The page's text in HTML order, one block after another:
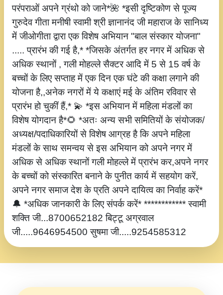
परंपराओं अपने ग्रंथो को जाने*🌺 *इसी दृष्टिकोण से पूज्य
गुरुदेव गीता मनीषी स्वामी श्री ज्ञानानंद जी महाराज के सानिध्य
में जीओगीता द्वारा एक विशेष अभियान "बाल संस्कार योजना"
..... प्रारंभ की गई है,* *जिसके अंतर्गत हर नगर में अधिक से
अधिक स्थानों , गली मोहल्ले सैक्टर आदि में 5 से 15 वर्ष के
बच्चों के लिए सप्ताह में एक दिन एक घंटे की कक्षा लगाने की
योजना है,,अनेक नगरों में ये कक्षाएं मई के अंतिम रविवार से
प्रारंभ हो चुकीं हैं,* 💫 *इस अभियान में महिला मंडलों का
विशेष योगदान है*🌻 *अतः अन्य सभी समितियों के संयोजक/
अध्यक्ष/पदाधिकारियों से विशेष आग्रह है कि अपने महिला
मंडलों के साथ समन्वय से इस अभियान को अपने नगर में
अधिक से अधिक स्थानों गली मोहल्ले में प्रारंभ कर,अपने नगर
के बच्चों को संस्कारित बनाने के पुनीत कार्य में सहयोग करें,
अपने नगर समाज देश के प्रति अपने दायित्व का निर्वाह करें*
🔔 *अधिक जानकारी के लिए संपर्क करें* ************ स्वामी
शक्ति जी...8700652182 बिट्टू अग्रवाल
जी.....9646954500 सुषमा जी.....9254585312